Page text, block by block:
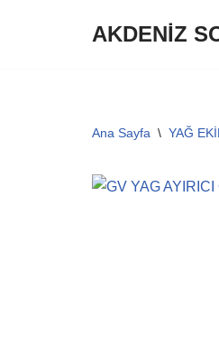
AKDENİZ
Ana Sayfa \ YAĞ